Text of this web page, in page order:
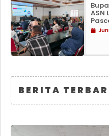
ASN
BERITA